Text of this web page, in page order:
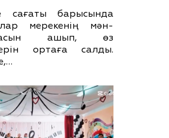
сағаты барысында
мерекенің мән-
ашып, өз
ортаға салды.